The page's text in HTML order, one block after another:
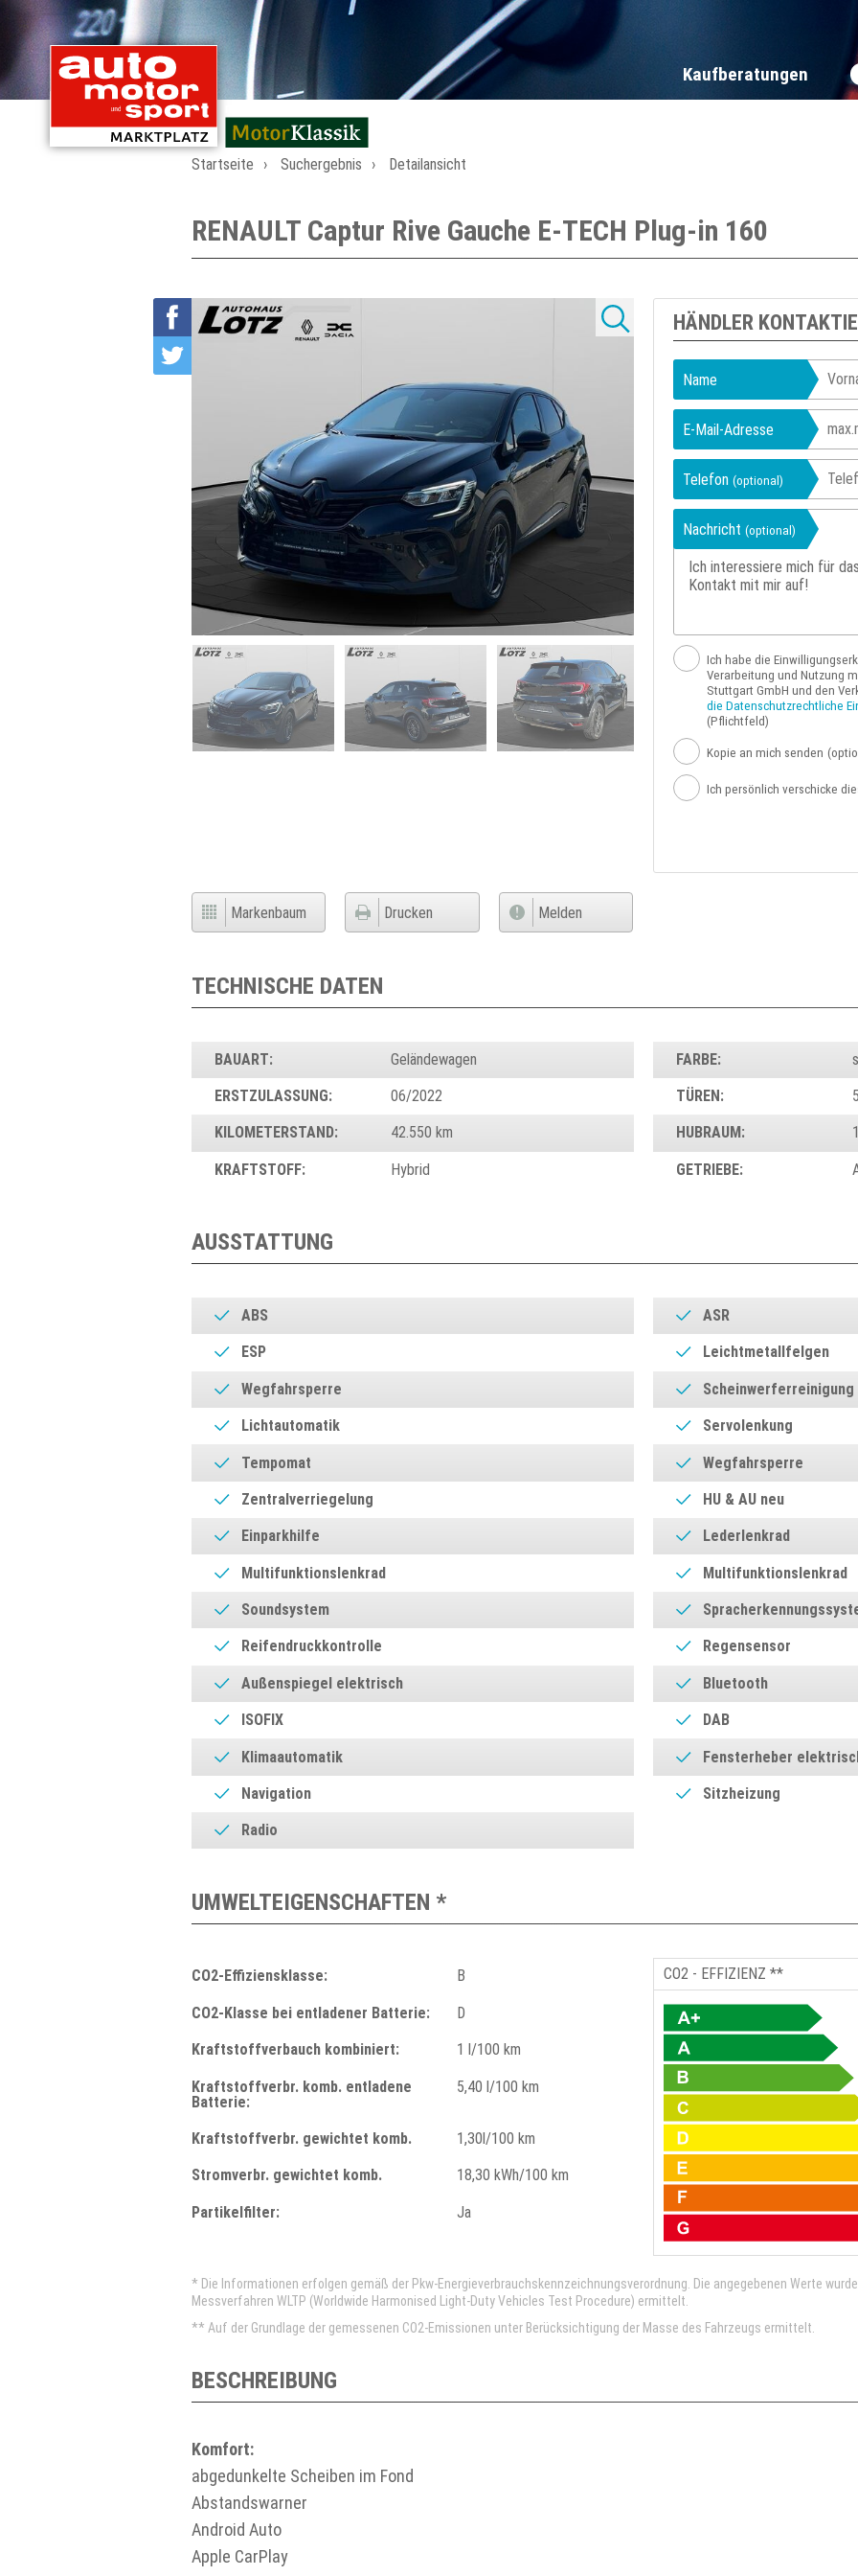
Kaufberatungen
Startseite Suchergebnis Detailansicht
RENAULT Captur Rive Gauche E-TECH Plug-in 160
HÄNDLER
Name
E-Mail-Adresse
Telefon (optional)
Nachricht (optional)
Ich habe die
Verarbeitung und Nutzung
Stuttgart GmbH und den
die Datenschutzrechtliche
(Pflichtfeld)
Kopie an mich senden
Ich persönlich verschicke
Markenbaum Drucken Melden
TECHNISCHE DATEN
BAUART: Geländewagen FARBE:
ERSTZULASSUNG: 06/2022 TÜREN:
KILOMETERSTAND: 42.550 km HUBRAUM:
KRAFTSTOFF: Hybrid GETRIEBE:
AUSSTATTUNG
ABS ASR
ESP Leichtmetallfelgen
Wegfahrsperre Scheinwerferreinigung
Lichtautomatik Servolenkung
Tempomat Wegfahrsperre
Zentralverriegelung HU & AU neu
Einparkhilfe Lederlenkrad
Multifunktionslenkrad Multifunktionslenkrad
Soundsystem
Reifendruckkontrolle Regensensor
Außenspiegel elektrisch Bluetooth
ISOFIX DAB
Klimaautomatik Fensterheber
Navigation Sitzheizung
Radio
UMWELTEIGENSCHAFTEN *
CO2-Effiziensklasse: B
CO2-Klasse bei entladener Batterie: D
Kraftstoffverbauch kombiniert: 1 l/100 km
Kraftstoffverbr. komb. entladene
Batterie:
5,40 l/100 km
Kraftstoffverbr. gewichtet komb. 1,30l/100 km
Stromverbr. gewichtet komb. 18,30 kWh/100 km
Partikelfilter: Ja
CO2 - EFFIZIENZ **
* Die Informationen erfolgen gemäß der Pkw-Energieverbrauchskennzeichnungsverordnung. Die angegebenen Werte
Messverfahren WLTP (Worldwide Harmonised Light-Duty Vehicles Test Procedure) ermittelt.
** Auf der Grundlage der gemessenen CO2-Emissionen unter Berücksichtigung der Masse des Fahrzeugs ermittelt.
BESCHREIBUNG
Komfort:
abgedunkelte Scheiben im Fond
Abstandswarner
Android Auto
Apple CarPlay